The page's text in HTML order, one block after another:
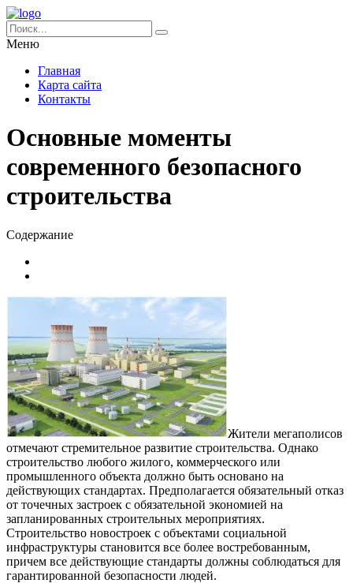
Меню
Главная
Карта сайта
Контакты
Основные моменты
современного безопасного
строительства
Содержание
Жители мегаполисов
отмечают стремительное развитие строительства. Однако
строительство любого жилого, коммерческого или
промышленного объекта должно быть основано на
действующих стандартах. Предполагается обязательный отказ
от точечных застроек с обязательной экономией на
запланированных строительных мероприятиях.
Строительство новостроек с объектами социальной
инфраструктуры становится все более востребованным,
причем все действующие стандарты должны соблюдаться для
гарантированной безопасности людей.